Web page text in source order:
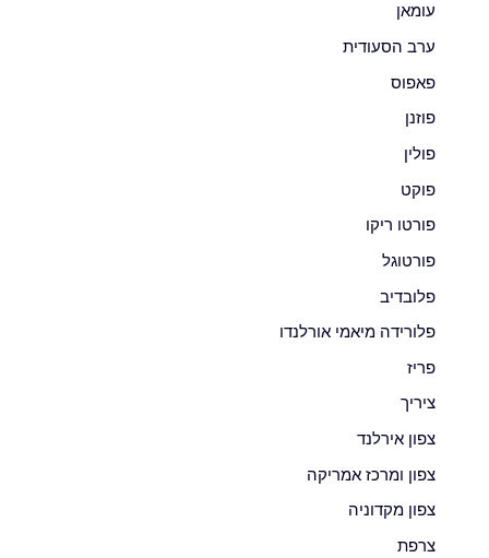
עומאן
ערב הסעודית
פאפוס
פוזנן
פולין
פוקט
פורטו ריקו
פורטוגל
פלובדיב
פלורידה מיאמי אורלנדו
פריז
ציריך
צפון אירלנד
צפון ומרכז אמריקה
צפון מקדוניה
צרפת